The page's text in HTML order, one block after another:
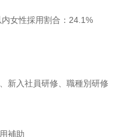
新入社員研修、職種別研修